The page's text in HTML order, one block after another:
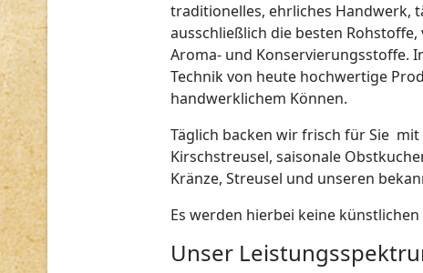
traditionelles, ehrliches Handwerk,
ausschließlich die besten
Aroma- und Konservierungsstoffe.
Technik von heute hochwertige
handwerklichem Können.
Täglich backen wir frisch für Sie mit
Kirschstreusel, saisonale
Kränze, Streusel und unseren
Es werden hierbei keine
Unser